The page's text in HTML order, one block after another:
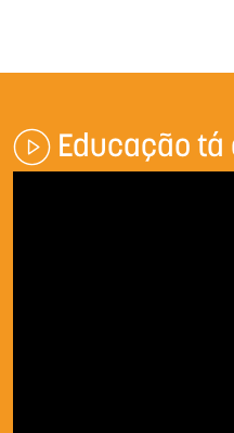
Educação tá